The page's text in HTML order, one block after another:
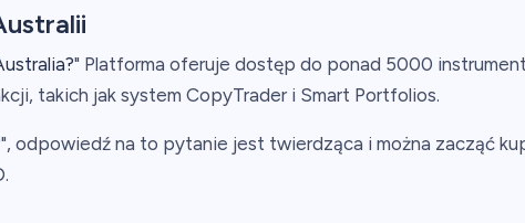
" Platforma oferuje dostęp do ponad 5000
takich jak system CopyTrader i Smart Portfolios.
", odpowiedź na to pytanie jest twierdząca i można zacząć